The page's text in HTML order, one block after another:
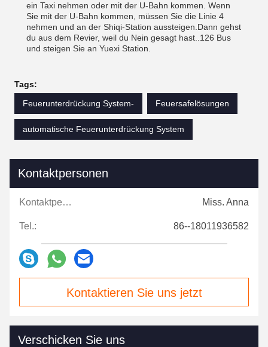
ein Taxi nehmen oder mit der U-Bahn kommen. Wenn
Sie mit der U-Bahn kommen, müssen Sie die Linie 4
nehmen und an der Shiqi-Station aussteigen.Dann gehst
du aus dem Revier, weil du Nein gesagt hast..126 Bus
und steigen Sie an Yuexi Station.
Tags:
Feuerunterdrückung System-
Feuersafelösungen
automatische Feuerunterdrückung System
Kontaktpersonen
Kontaktpersonen: Miss. Anna
Tel.: 86--18011936582
Kontaktieren Sie uns jetzt
Verschicken Sie uns